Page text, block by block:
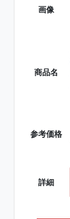
画像
商品名
参考価格
詳細